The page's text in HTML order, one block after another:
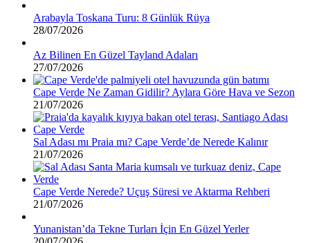
Arabayla Toskana Turu: 8 Günlük Rüya
28/07/2026
Az Bilinen En Güzel Tayland Adaları
27/07/2026
Cape Verde Ne Zaman Gidilir? Aylara Göre Hava ve Sezon
21/07/2026
Sal Adası mı Praia mı? Cape Verde’de Nerede Kalınır
21/07/2026
Cape Verde Nerede? Uçuş Süresi ve Aktarma Rehberi
21/07/2026
Yunanistan’da Tekne Turları İçin En Güzel Yerler